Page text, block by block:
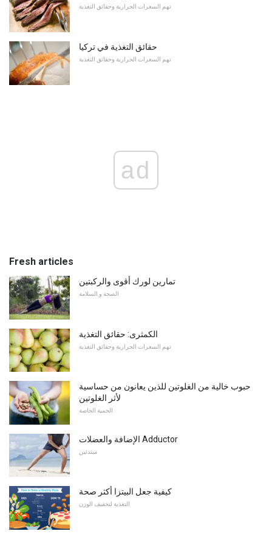
تهم السعرات الحرارية وحقائق التغذية
حقائق التغذية في تركيا
تهم السعرات الحرارية وحقائق التغذية
ad
Fresh articles
تمارين لورك أقوى والركبتين
الصحة و السلامة
الكمثرى: حقائق التغذية
تهم السعرات الحرارية وحقائق التغذية
حبوب خالية من الغلوتين للذين يعانون من حساسية
لأثر الغلوتين
الحمية الخاصة
الإضافة والعضلات Adductor
مبتدئين
كيفية جعل البيتزا أكثر صحة
التغذية لتخفيف الوزن